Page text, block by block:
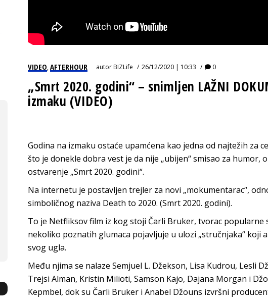
VIDEO,AFTERHOUR autorBIZLife 26/12/2020 | 10:33 0
„Smrt 2020. godini“ – snimljen LAŽNI
izmaku (VIDEO)
Godina na izmaku ostaće upamćena kao jedna od najtežih za
što je donekle dobra vest je da nije „ubijen“ smisao za humor,
ostvarenje „Smrt 2020. godini“.
Na internetu je postavljen trejler za novi „mokumentarac“,
simboličnog naziva Death to 2020. (Smrt 2020. godini).
To je Netfliksov film iz kog stoji Čarli Bruker, tvorac popularne
nekoliko poznatih glumaca pojavljuje u ulozi „stručnjaka“ koji
svog ugla.
Među njima se nalaze Semjuel L. Džekson, Lisa Kudrou, Lesli
Trejsi Alman, Kristin Milioti, Samson Kajo, Dajana Morgan i
Kepmbel, dok su Čarli Bruker i Anabel Džouns izvršni